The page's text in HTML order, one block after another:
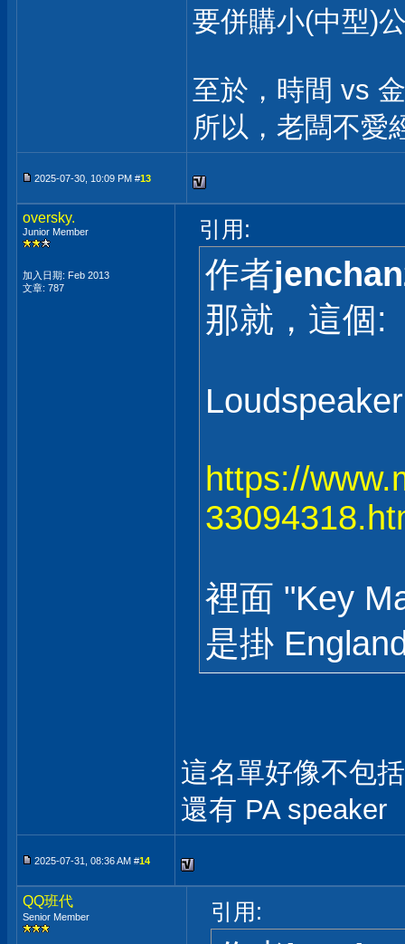
要併購小(中型)
至於，時間 vs
所以，老闆不愛
2025-07-30, 10:09 PM #13
oversky.
Junior Member
加入日期: Feb 2013
文章: 787
引用:
作者
那就，這個:
https://
裡面 "Key
是掛
這名單好像不包
還有 PA speaker
2025-07-31, 08:36 AM #14
QQ班代
Senior Member 引用: